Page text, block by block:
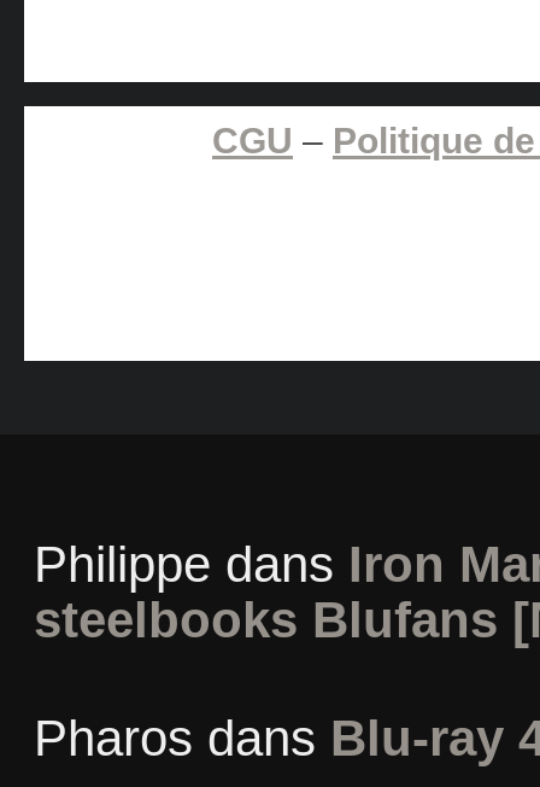
CGU – Politique
Philippe dans Iron
steelbooks Blufans
Pharos dans Blu-ray